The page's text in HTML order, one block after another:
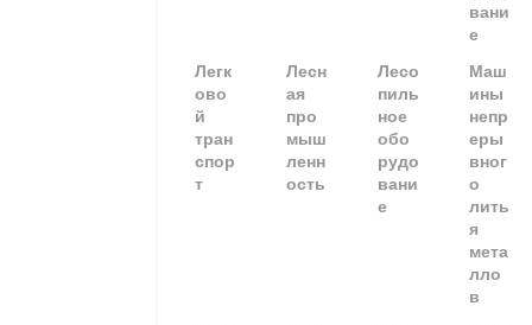
вани
е
Легк
ово
й
тран
спор
т
Лесн
ая
про
мыш
ленн
ость
Лесо
пиль
ное
обо
рудо
вани
е
Маш
ины
непр
еры
вног
о
лить
я
мета
лло
в